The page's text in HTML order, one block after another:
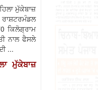
ਮੁੱਕੇਬਾਜ਼
ਕਿਲੋਗ੍ਰਾਮ
ਨਾਲ ਫੈਸਲੇ
...
ਮੁੱਕੇਬਾਜ਼